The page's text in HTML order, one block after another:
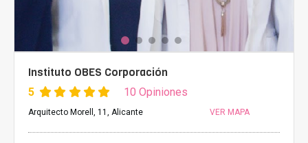
Instituto OBES Corporación
5 10 Opiniones
Arquitecto Morell, 11, Alicante VER MAPA